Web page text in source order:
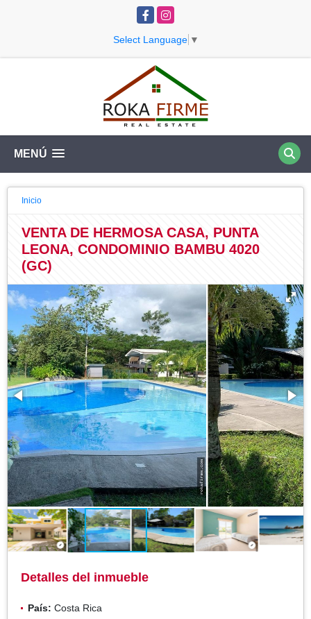
FacebookInstagram
Select Language ▼
MENÚ
Inicio
VENTA DE HERMOSA CASA, PUNTA
LEONA, CONDOMINIO BAMBU 4020
(GC)
Detalles del inmueble
País: Costa Rica